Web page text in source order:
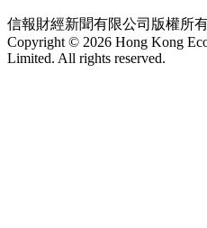
信報財經新聞有限公司版權所
Copyright © 2026 Hong Kong
Limited. All rights reserved.